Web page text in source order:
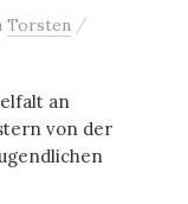
Torsten /
an
von der